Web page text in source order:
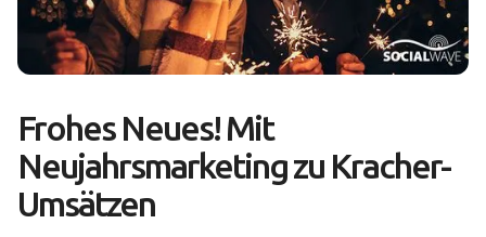
Frohes Neues! Mit
Neujahrsmarketing zu Kracher-
Umsätzen